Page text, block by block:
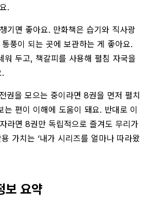
.
기면 좋아요. 만화책은 습기와 직사광
풍이 되는 곳에 보관하는 게 좋아요.
워 두고, 책갈피를 사용해 펼침 자국을
권을 모으는 중이라면 8권을 먼저 펼치
는 편이 이해에 도움이 돼요. 반대로 이
라면 8권만 독립적으로 즐겨도 무리가
가치는 ‘내가 시리즈를 얼마나 따라왔
보 요약